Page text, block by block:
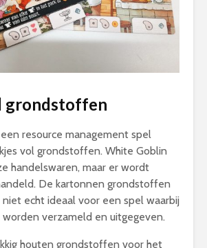
grondstoffen
resource management spel
vol grondstoffen. White Goblin
handelswaren, maar er wordt
De kartonnen grondstoffen
echt ideaal voor een spel waarbij
verzameld en uitgegeven.
houten grondstoffen voor het